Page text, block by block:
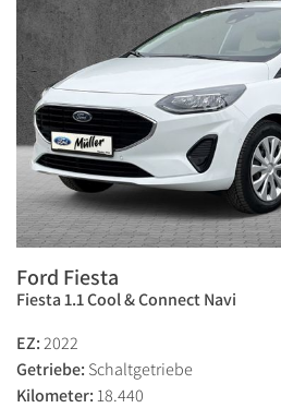
Ford Fiesta
Fiesta 1.1 Cool & Connect Navi
EZ:2022
Getriebe: Schaltgetriebe
Kilometer: 18.440